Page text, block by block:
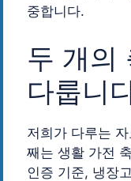
중합니다.
두 개의
다룹니
저희가 다루는
째는 생활 가전
인증 기준, 냉장